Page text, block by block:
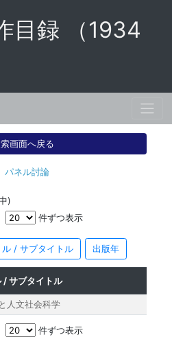
目録 （1934
画面へ戻る
パネル討論
)
件ずつ表示
ル / サブタイトル 出版年
/ サブタイトル
人文社会科学
件ずつ表示